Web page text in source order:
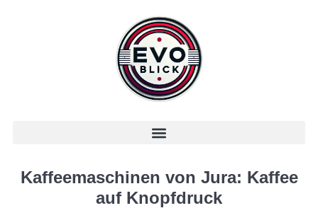
Kaffeemaschinen von Jura: Kaffee
auf Knopfdruck